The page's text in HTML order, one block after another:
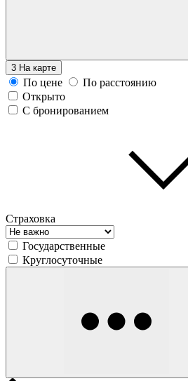
3 На карте
По цене
По расстоянию
Открыто
С бронированием
Страховка
Государственные
Круглосуточные